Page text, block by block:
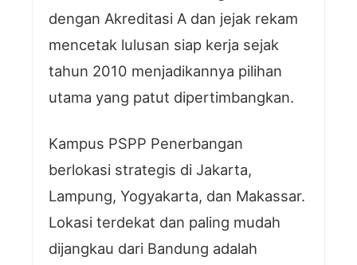
dengan Akreditasi A dan jejak rekam
mencetak lulusan siap kerja sejak
tahun 2010 menjadikannya pilihan
utama yang patut dipertimbangkan.
Kampus PSPP Penerbangan
berlokasi strategis di Jakarta,
Lampung, Yogyakarta, dan Makassar.
Lokasi terdekat dan paling mudah
dijangkau dari Bandung adalah